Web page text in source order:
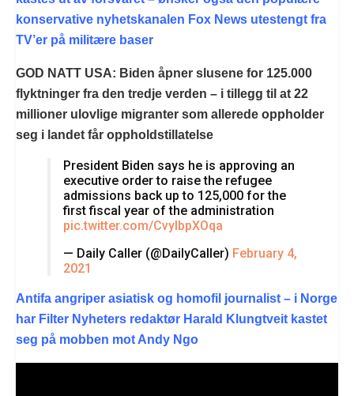
konservative nyhetskanalen Fox News utestengt fra
TV’er på militære baser
GOD NATT USA: Biden åpner slusene for 125.000
flyktninger fra den tredje verden – i tillegg til at 22
millioner ulovlige migranter som allerede oppholder
seg i landet får oppholdstillatelse
President Biden says he is approving an
executive order to raise the refugee
admissions back up to 125,000 for the
first fiscal year of the administration
pic.twitter.com/CvylbpXOqa
— Daily Caller (@DailyCaller) February 4,
2021
Antifa angriper asiatisk og homofil journalist – i Norge
har Filter Nyheters redaktør Harald Klungtveit kastet
seg på mobben mot Andy Ngo